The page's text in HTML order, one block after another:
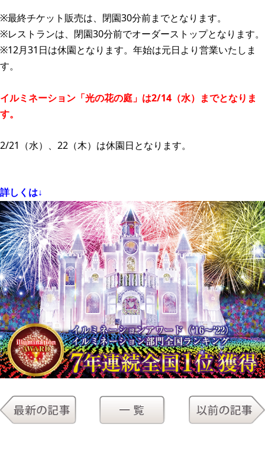
※最終チケット販売は、閉園30分前までとなります。
※レストランは、閉園30分前でオーダーストップとなります。
​※12月31日は休園となります。年始は元日より営業いたしま
す。
イルミネーション「光の花の庭」は2/14（水）までとなりま
す。
2/21（水）、22（木）は休園日となります。
詳しくは↓